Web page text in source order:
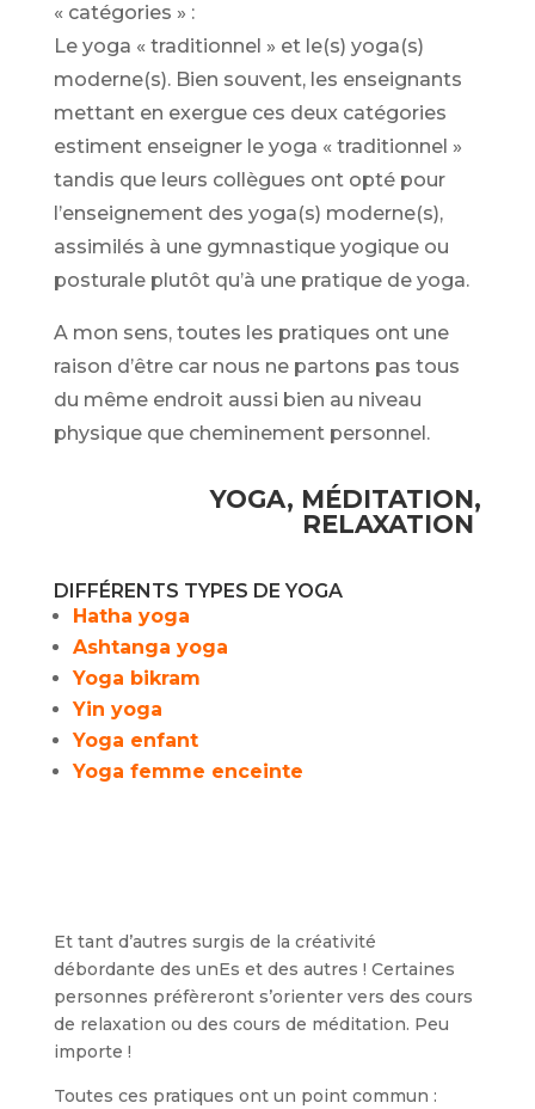
« catégories » :
Le yoga « traditionnel » et le(s) yoga(s)
moderne(s). Bien souvent, les enseignants
mettant en exergue ces deux catégories
estiment enseigner le yoga « traditionnel »
tandis que leurs collègues ont opté pour
l’enseignement des yoga(s) moderne(s),
assimilés à une gymnastique yogique ou
posturale plutôt qu’à une pratique de yoga.
A mon sens, toutes les pratiques ont une
raison d’être car nous ne partons pas tous
du même endroit aussi bien au niveau
physique que cheminement personnel.
YOGA, MÉDITATION,
RELAXATION
DIFFÉRENTS TYPES DE YOGA
Hatha yoga
Ashtanga yoga
Yoga bikram
Yin yoga
Yoga enfant
Yoga femme enceinte
Et tant d’autres surgis de la créativité
débordante des unEs et des autres ! Certaines
personnes préfèreront s’orienter vers des cours
de relaxation ou des cours de méditation. Peu
importe !
Toutes ces pratiques ont un point commun :